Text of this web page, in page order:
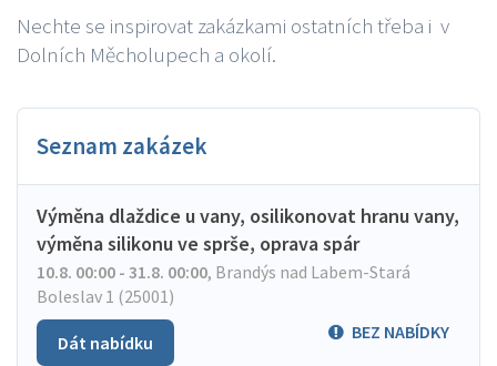
Nechte se inspirovat zakázkami ostatních třeba i v
Dolních Měcholupech a okolí.
Seznam zakázek
Výměna dlaždice u vany, osilikonovat hranu vany,
výměna silikonu ve sprše, oprava spár
10.8. 00:00 - 31.8. 00:00, Brandýs nad Labem-Stará
Boleslav 1 (25001)
BEZ NABÍDKY
Dát nabídku